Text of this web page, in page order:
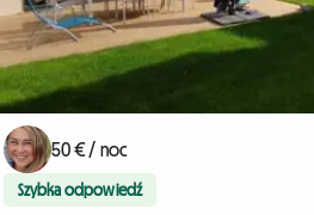
50 € / noc
Szybka odpowiedź